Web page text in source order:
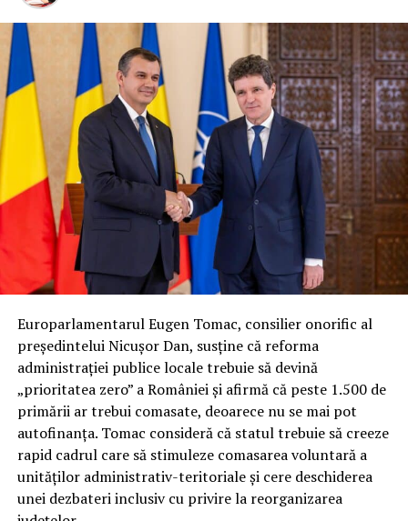
Europarlamentarul Eugen Tomac, consilier onorific al
președintelui Nicușor Dan, susține că reforma
administrației publice locale trebuie să devină
„prioritatea zero” a României și afirmă că peste 1.500 de
primării ar trebui comasate, deoarece nu se mai pot
autofinanța. Tomac consideră că statul trebuie să creeze
rapid cadrul care să stimuleze comasarea voluntară a
unităților administrativ-teritoriale și cere deschiderea
unei dezbateri inclusiv cu privire la reorganizarea